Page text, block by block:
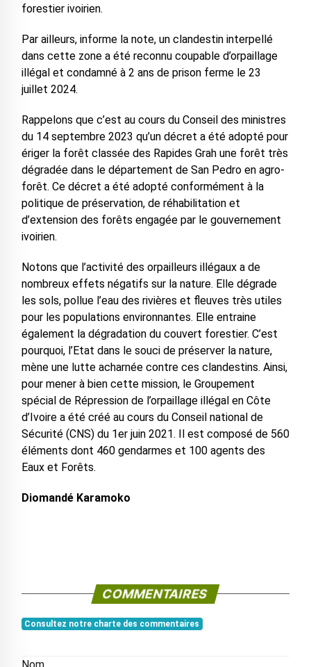
forestier ivoirien.
Par ailleurs, informe la note, un clandestin interpellé
dans cette zone a été reconnu coupable d’orpaillage
illégal et condamné à 2 ans de prison ferme le 23
juillet 2024.
Rappelons que c’est au cours du Conseil des ministres
du 14 septembre 2023 qu’un décret a été adopté pour
ériger la forêt classée des Rapides Grah une forêt très
dégradée dans le département de San Pedro en agro-
forêt. Ce décret a été adopté conformément à la
politique de préservation, de réhabilitation et
d’extension des forêts engagée par le gouvernement
ivoirien.
Notons que l’activité des orpailleurs illégaux a de
nombreux effets négatifs sur la nature. Elle dégrade
les sols, pollue l’eau des rivières et fleuves très utiles
pour les populations environnantes. Elle entraine
également la dégradation du couvert forestier. C’est
pourquoi, l’Etat dans le souci de préserver la nature,
mène une lutte acharnée contre ces clandestins. Ainsi,
pour mener à bien cette mission, le Groupement
spécial de Répression de l’orpaillage illégal en Côte
d’Ivoire a été créé au cours du Conseil national de
Sécurité (CNS) du 1er juin 2021. Il est composé de 560
éléments dont 460 gendarmes et 100 agents des
Eaux et Forêts.
Diomandé Karamoko
COMMENTAIRES
Consultez notre charte des commentaires